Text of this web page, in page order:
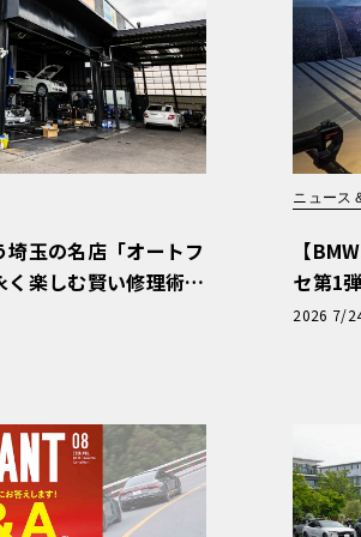
玉の名店「オートフ
楽しむ賢い修理術
を選ぶ理由〈PR〉
ニュース
【
セ第1
ぬける
2026 7/